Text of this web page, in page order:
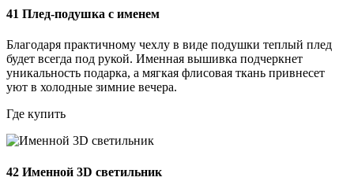
41 Плед-подушка с именем
Благодаря практичному чехлу в виде подушки теплый плед
будет всегда под рукой. Именная вышивка подчеркнет
уникальность подарка, а мягкая флисовая ткань привнесет
уют в холодные зимние вечера.
Где купить
42 Именной 3D светильник